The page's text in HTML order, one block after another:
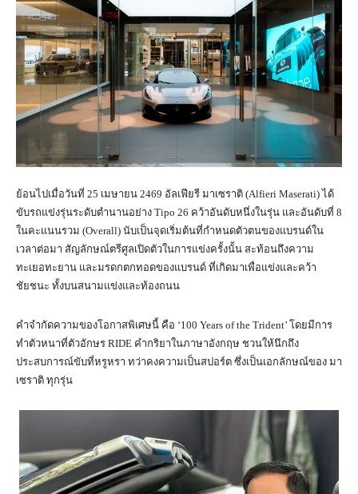
ย้อนไปเมื่อวันที่ 25 เมษายน 2469 อัลเฟียรี มาเซราติ (Alfieri Maserati) ได้
ขับรถแข่งรุ่นระดับตำนานอย่าง Tipo 26 คว้าอันดับหนึ่งในรุ่น และอันดับที่ 8
ในคะแนนรวม (Overall) นับเป็นจุดเริ่มต้นที่กำหนดตัวตนของแบรนด์ใน
เวลาต่อมา สัญลักษณ์ตรีศูลเปิดตัวในการแข่งครั้งนั้น สะท้อนถึงความ
ทะเยอทะยาน และมรดกตกทอดของแบรนด์ ที่เกิดมาเพื่อแข่งและคว้า
ชัยชนะ ทั้งบนสนามแข่งและท้องถนน
คำจำกัดความของโอกาสพิเศษนี้ คือ ‘100 Years of the Trident’ โดยมีการ
ทำตัวหนาที่ตัวอักษร RIDE คำกริยาในภาษาอังกฤษ ชวนให้นึกถึง
ประสบการณ์ขับที่หรูหรา ทว่าคงความเป็นสปอร์ต ซึ่งเป็นเอกลักษณ์ของ มา
เซราติ ทุกรุ่น